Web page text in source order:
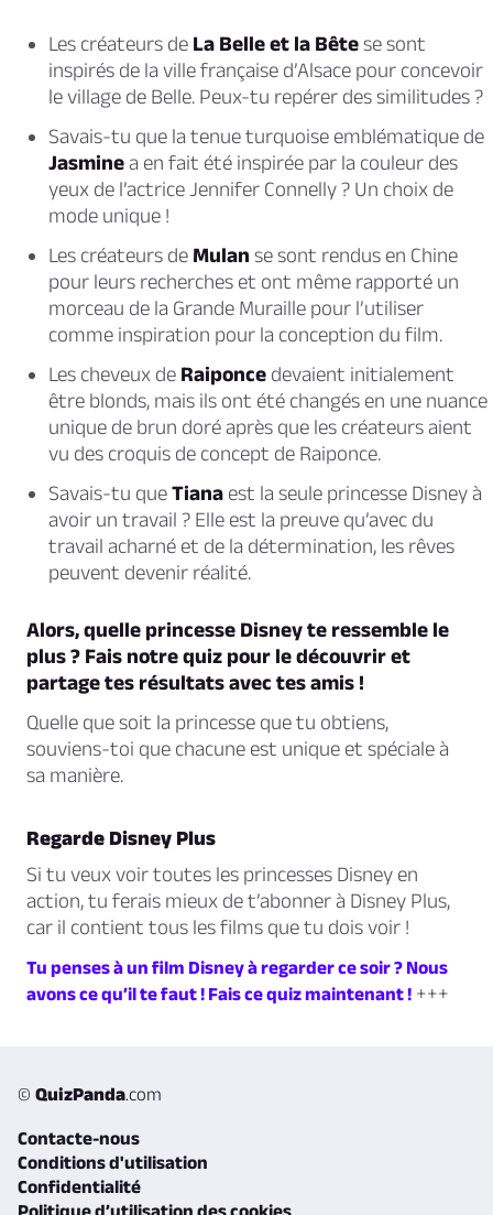
Les créateurs de La Belle et la Bêtese sont
inspirés de la ville française d’Alsace pour concevoir
le village de Belle. Peux-tu repérer des similitudes ?
Savais-tu que la tenue turquoise emblématique de
Jasminea en fait été inspirée par la couleur des
yeux de l’actrice Jennifer Connelly ? Un choix de
mode unique !
Les créateurs de Mulan se sont rendus en Chine
pour leurs recherches et ont même rapporté un
morceau de la Grande Muraille pour l’utiliser
comme inspiration pour la conception du film.
Les cheveux de Raiponce devaient initialement
être blonds, mais ils ont été changés en une nuance
unique de brun doré après que les créateurs aient
vu des croquis de concept de Raiponce.
Savais-tu queTiana est la seule princesse Disney à
avoir un travail ? Elle est la preuve qu’avec du
travail acharné et de la détermination, les rêves
peuvent devenir réalité.
Alors, quelle princesse Disney te ressemble le
plus ? Fais notre quiz pour le découvrir et
partage tes résultats avec tes amis !
Quelle que soit la princesse que tu obtiens,
souviens-toi que chacune est unique et spéciale à
sa manière.
Regarde Disney Plus
Si tu veux voir toutes les princesses Disney en
action, tu ferais mieux de t’abonner à Disney Plus,
car il contient tous les films que tu dois voir !
Tu penses à un film Disney à regarder ce soir ? Nous
avons ce qu’il te faut ! Fais ce quiz maintenant ! +++
© QuizPanda.com
Contacte-nous
Conditions d'utilisation
Confidentialité
Politique d’utilisation des cookies